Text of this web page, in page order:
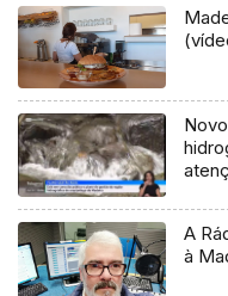
A
à